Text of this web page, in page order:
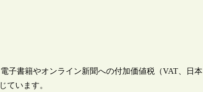
子書籍やオンライン新聞への付加価値税（VAT、日本
ています。